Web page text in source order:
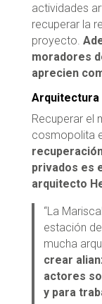
actividades
recuperar la
proyecto.
moradores
aprecien
Arquitectura
Recuperar el
cosmopolita
privados es
arquitecto
“La
estación
mucha
crear
actores
y para